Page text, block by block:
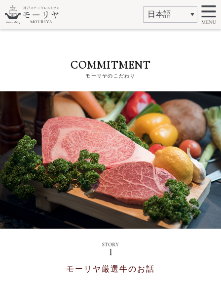
COMMITMENT
モーリヤのこだわり
モーリヤ厳選牛のお話